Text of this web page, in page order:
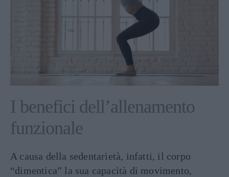
I benefici dell’allenamento
funzionale
A causa della sedentarietà, infatti, il corpo
“dimentica” la sua capacità di movimento,